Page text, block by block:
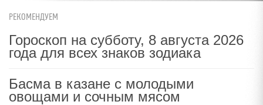
РЕКОМЕНДУЕМ
Гороскоп на субботу, 8 августа 2026
года для всех знаков зодиака
Басма в казане с молодыми
овощами и сочным мясом